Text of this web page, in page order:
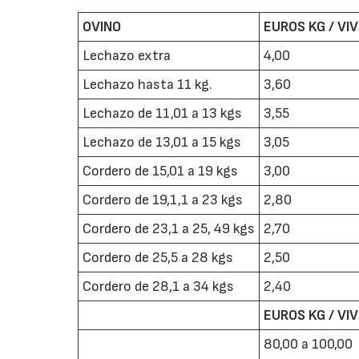
OVINO
EUROS KG /
Lechazo extra
4,00
Lechazo hasta 11 kg.
3,60
Lechazo de 11,01 a 13 kgs
3,55
Lechazo de 13,01 a 15 kgs
3,05
Cordero de 15,01 a 19 kgs
3,00
Cordero de 19,1,1 a 23 kgs
2,80
Cordero de 23,1 a 25, 49 kgs
2,70
Cordero de 25,5 a 28 kgs
2,50
Cordero de 28,1 a 34 kgs
2,40
EUROS KG /
80,00 a 100,00